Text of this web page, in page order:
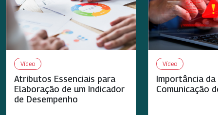
Vídeo
Atributos Essenciais para
Elaboração de um Indicador
de Desempenho
Vídeo
Importância da
Comunicação